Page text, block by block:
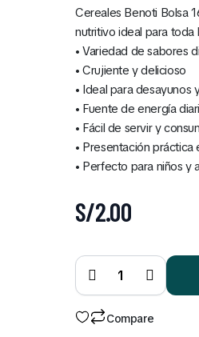
Cereales Benoti Bolsa
nutritivo ideal para toda
• Variedad de sabores
• Crujiente y delicioso
• Ideal para desayunos
• Fuente de energía
• Fácil de servir y
• Presentación práctica
• Perfecto para niños y
S/2.00
Bolsa
160 Gr
(Todos
los
quantityCompare